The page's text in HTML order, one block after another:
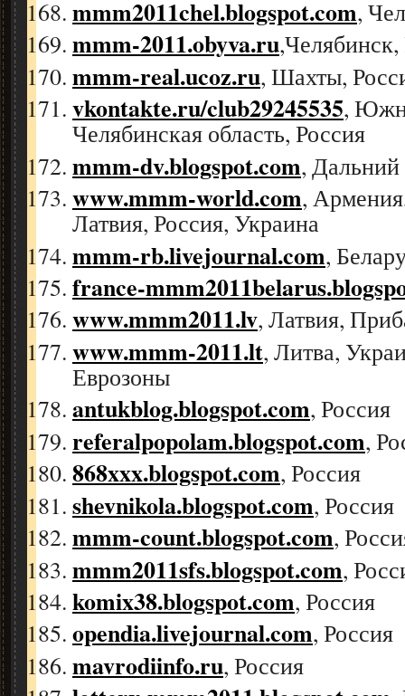
mmm2011chel.blogspot.com,
mmm-2011.obyva.ru,Челябинск,
mmm-real.ucoz.ru, Шахты,
vkontakte.ru/club29245535,
Челябинская область, Россия
mmm-dv.blogspot.com, Дальний
www.mmm-world.com,
Латвия, Россия, Украина
mmm-rb.livejournal.com,
france-
www.mmm2011.lv, Латвия,
www.mmm-2011.lt, Литва,
Еврозоны
antukblog.blogspot.com, Россия
referalpopolam.blogspot.com,
868xxx.blogspot.com, Россия
shevnikola.blogspot.com, Россия
mmm-count.blogspot.com,
mmm2011sfs.blogspot.com,
komix38.blogspot.com, Россия
opendia.livejournal.com, Россия
mavrodiinfo.ru, Россия